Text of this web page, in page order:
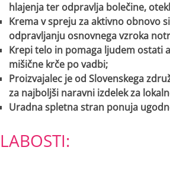
hlajenja ter odpravlja bolečine,
Krema v spreju za aktivno obnovo
odpravljanju osnovnega vzroka
Krepi telo in pomaga ljudem ostati
mišične krče po vadbi;
Proizvajalec je od Slovenskega
za najboljši naravni izdelek za
Uradna spletna stran ponuja